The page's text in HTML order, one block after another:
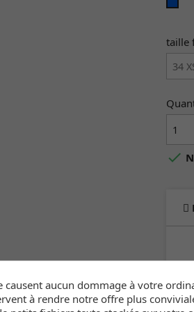
taille

causent aucun dommage à votre
à rendre notre offre plus